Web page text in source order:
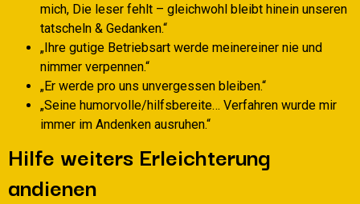
mich, Die leser fehlt – gleichwohl bleibt hinein unseren
tatscheln & Gedanken.“
„Ihre gutige Betriebsart werde meinereiner nie und
nimmer verpennen.“
„Er werde pro uns unvergessen bleiben.“
„Seine humorvolle/hilfsbereite… Verfahren wurde mir
immer im Andenken ausruhen.“
Hilfe weiters Erleichterung
andienen